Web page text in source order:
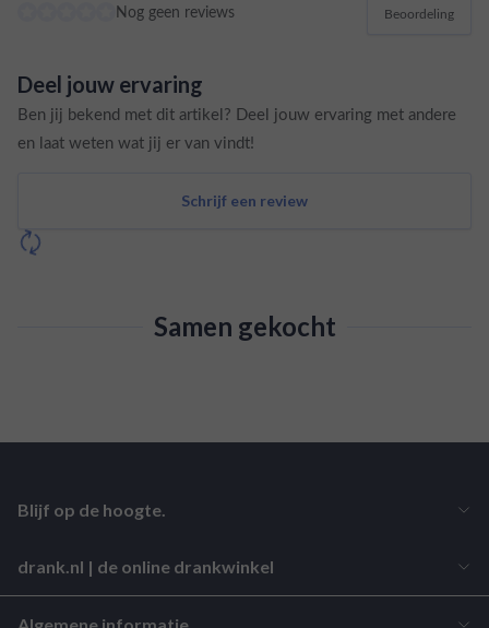
Nog geen reviews Beoordeling
Deel jouw ervaring
Ben jij bekend met dit artikel? Deel jouw ervaring met andere
en laat weten wat jij er van vindt!
Schrijf een review
Samen gekocht
drank.nl | de online drankwinkel
Blijf op de hoogte.